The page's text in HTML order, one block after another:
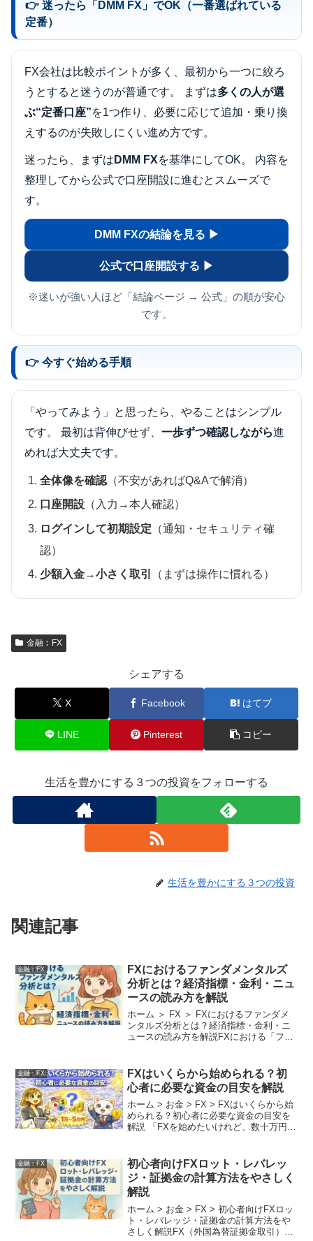
👉 迷ったら「DMM FX」でOK（一番選ばれている
定番）
FX会社は比較ポイントが多く、最初から一つに絞ろ
うとすると迷うのが普通です。 まずは多くの人が選
ぶ“定番口座”を1つ作り、必要に応じて追加・乗り換
えするのが失敗しにくい進め方です。
迷ったら、まずは DMM FXを基準にしてOK。 内容を
整理してから公式で口座開設に進むとスムーズで
す。
DMM FXの結論を見る ▶
公式で口座開設する ▶
※迷いが強い人ほど「結論ページ → 公式」の順が安心
です。
👉 今すぐ始める手順
「やってみよう」と思ったら、やることはシンプル
です。 最初は背伸びせず、 一歩ずつ確認しながら進
めれば大丈夫です。
全体像を確認 （不安があればQ&Aで解消）
口座開設 （入力→本人確認）
ログインして初期設定 （通知・セキュリティ確
認）
少額入金→小さく取引 （まずは操作に慣れる）
金融︰FX
シェアする
X Facebook はてブ
LINE Pinterest コピー
生活を豊かにする３つの投資をフォローする
生活を豊かにする３つの投資
関連記事
金融︰FX
FXにおけるファンダメンタルズ
分析とは？経済指標・金利・ニュ
ースの読み方を解説
ホーム ＞ FX ＞ FXにおけるファンダメ
ンタルズ分析とは？経済指標・金利・ニ
ュースの読み方を解説FXにおける「ファ
測する重要な手法です。初心者でも理解
しやすいように...
金融︰FX
FXはいくらから始められる？初
心者に必要な資金の目安を解説
ホーム > お金 > FX > FXはいくらから始
められる？初心者に必要な資金の目安を
解説 「FXを始めたいけれど、数十万円、
してみたいけれど、いくらあれば安全に
始め...
金融︰FX
初心者向けFXロット・レバレッ
ジ・証拠金の計算方法をやさしく
解説
ホーム > お金 > FX > 初心者向けFXロッ
ト・レバレッジ・証拠金の計算方法をや
さしく解説FX（外国為替証拠金取引）で